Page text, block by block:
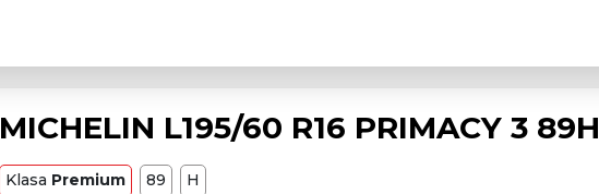
MICHELIN L195/60 R16 PRIMACY 3 89H
Klasa Premium 89 H